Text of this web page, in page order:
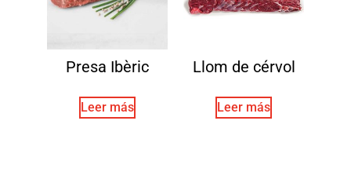
Presa Ibèric
Leer más
Llom de cérvol
Leer más